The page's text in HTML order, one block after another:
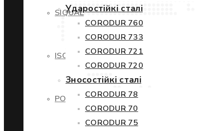
SIQUAL
ISOVAC
POWERCORE
Ударостійкі сталі
CORODUR 760
CORODUR 733
CORODUR 721
CORODUR 720
Зносостійкі сталі
CORODUR 78
CORODUR 70
CORODUR 75